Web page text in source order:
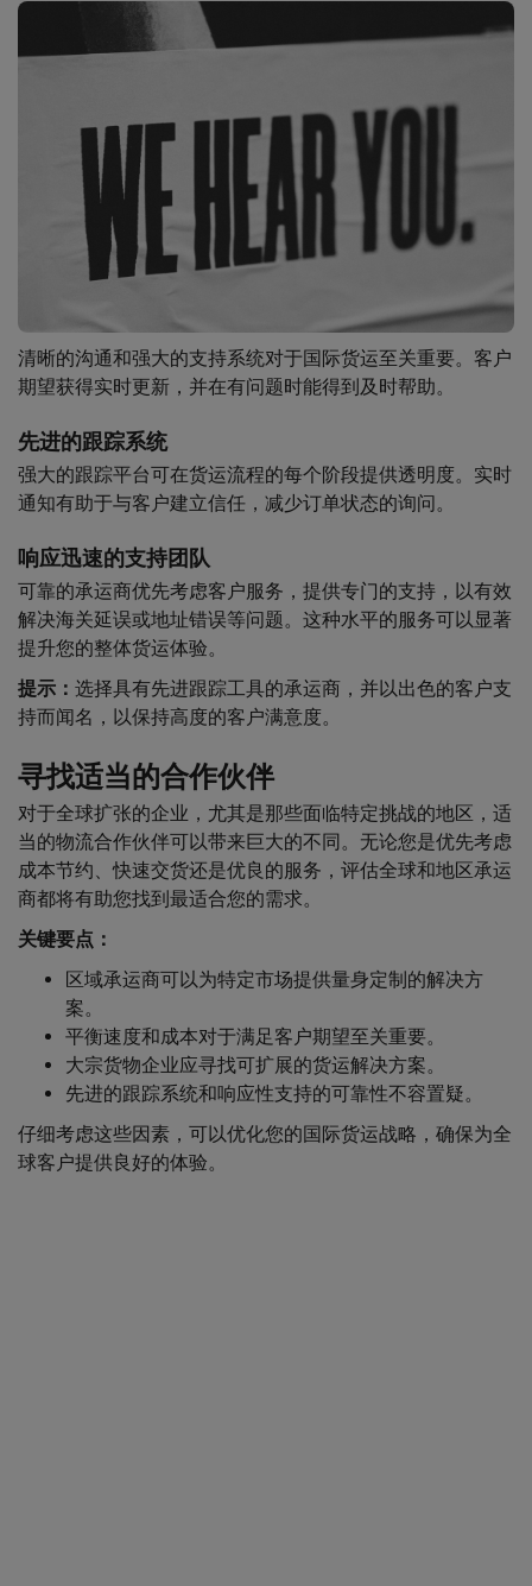
清晰的沟通和强大的支持系统对于国际货运至关重要。客户
期望获得实时更新，并在有问题时能得到及时帮助。
先进的跟踪系统
强大的跟踪平台可在货运流程的每个阶段提供透明度。实时
通知有助于与客户建立信任，减少订单状态的询问。
响应迅速的支持团队
可靠的承运商优先考虑客户服务，提供专门的支持，以有效
解决海关延误或地址错误等问题。这种水平的服务可以显著
提升您的整体货运体验。
提示： 选择具有先进跟踪工具的承运商，并以出色的客户支
持而闻名，以保持高度的客户满意度。
寻找适当的合作伙伴
对于全球扩张的企业，尤其是那些面临特定挑战的地区，适
当的物流合作伙伴可以带来巨大的不同。无论您是优先考虑
成本节约、快速交货还是优良的服务，评估全球和地区承运
商都将有助您找到最适合您的需求。
关键要点：
区域承运商可以为特定市场提供量身定制的解决方
案。
平衡速度和成本对于满足客户期望至关重要。
大宗货物企业应寻找可扩展的货运解决方案。
先进的跟踪系统和响应性支持的可靠性不容置疑。
仔细考虑这些因素，可以优化您的国际货运战略，确保为全
球客户提供良好的体验。